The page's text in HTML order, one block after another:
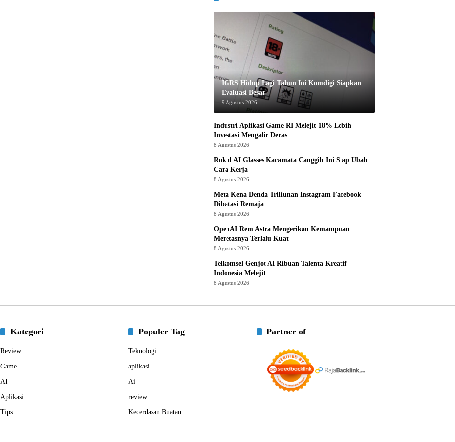
IGRS Hidup Lagi Tahun Ini Komdigi Siapkan
Evaluasi Besar
9 Agustus 2026
Industri Aplikasi Game RI Melejit 18% Lebih
Investasi Mengalir Deras
8 Agustus 2026
Rokid AI Glasses Kacamata Canggih Ini Siap Ubah
Cara Kerja
8 Agustus 2026
Meta Kena Denda Triliunan Instagram Facebook
Dibatasi Remaja
8 Agustus 2026
OpenAI Rem Astra Mengerikan Kemampuan
Meretasnya Terlalu Kuat
8 Agustus 2026
Telkomsel Genjot AI Ribuan Talenta Kreatif
Indonesia Melejit
8 Agustus 2026
Kategori
Review
Game
AI
Aplikasi
Tips
Populer Tag
Teknologi
aplikasi
Ai
review
Kecerdasan Buatan
Partner of